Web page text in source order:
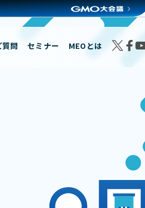
問 セミナー MEOとは